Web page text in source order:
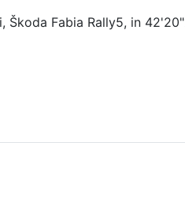
Fabia Rally5, in